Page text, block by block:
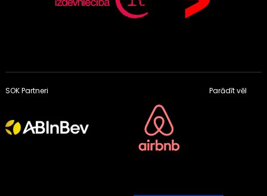
SOK Partneri Parādīt vēl